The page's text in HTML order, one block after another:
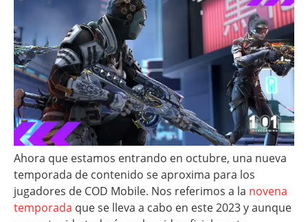
Ahora que estamos entrando en octubre, una nueva
temporada de contenido se aproxima para los
jugadores de COD Mobile. Nos referimos a la novena
temporada que se lleva a cabo en este 2023 y aunque